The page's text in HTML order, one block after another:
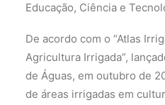
Educação, Ciência e
De acordo com o “Atlas
Agricultura Irrigada”,
de Águas, em outubro de
de áreas irrigadas em